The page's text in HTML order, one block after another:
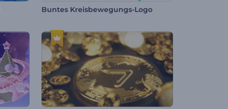
Buntes Kreisbewegungs-Logo